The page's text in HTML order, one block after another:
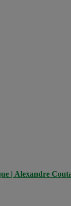
| Alexandre